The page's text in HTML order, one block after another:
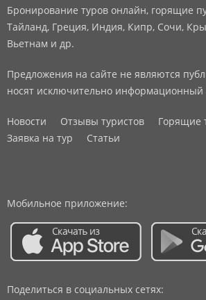
Бронирование туров онлайн, горящие
Тайланд, Греция, Индия, Кипр, Сочи,
Вьетнам и др.
Предложения на сайте не являются
носят исключительно информационный
Новости Отзывы туристов
Горящие
Заявка на тур
Статьи
Мобильное приложение:
Поделиться в социальных сетях: